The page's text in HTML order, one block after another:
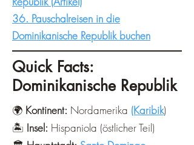
36. Pauschalreisen in die
Dominikanische Republik buchen
Quick Facts:
Dominikanische Republik
🌍 Kontinent: Nordamerika (Karibik)
🏝️ Insel: Hispaniola (östlicher Teil)